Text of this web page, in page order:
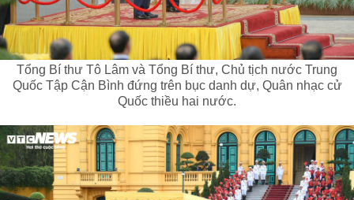
Tổng Bí thư Tô Lâm và Tổng Bí thư, Chủ tịch nước Trung
Quốc Tập Cận Bình đứng trên bục danh dự, Quân nhạc cử
Quốc thiều hai nước.